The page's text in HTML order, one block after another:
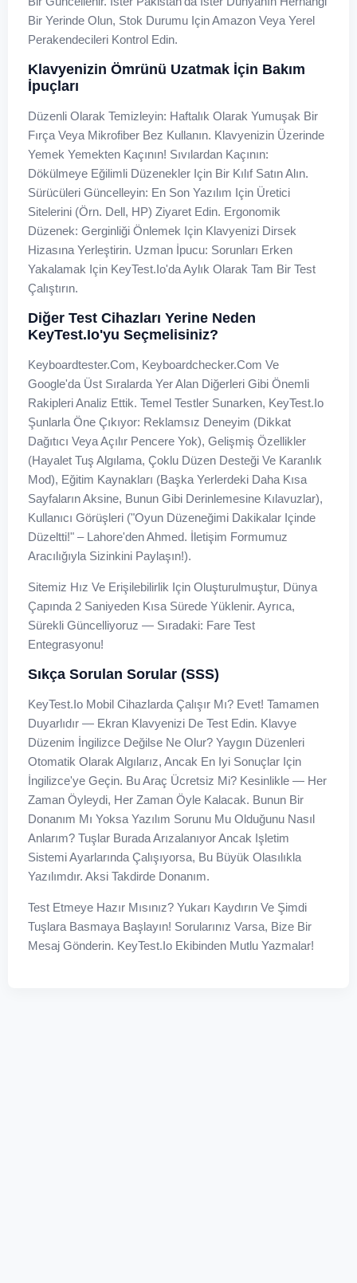
Bir Yerinde Olun, Stok Durumu Için Amazon Veya Yerel
Perakendecileri Kontrol Edin.
Klavyenizin Ömrünü Uzatmak İçin Bakım
İpuçları
Düzenli Olarak Temizleyin: Haftalık Olarak Yumuşak Bir
Fırça Veya Mikrofiber Bez Kullanın. Klavyenizin Üzerinde
Yemek Yemekten Kaçının! Sıvılardan Kaçının:
Dökülmeye Eğilimli Düzenekler Için Bir Kılıf Satın Alın.
Sürücüleri Güncelleyin: En Son Yazılım Için Üretici
Sitelerini (örn. Dell, HP) Ziyaret Edin. Ergonomik
Düzenek: Gerginliği Önlemek Için Klavyenizi Dirsek
Hizasına Yerleştirin. Uzman İpucu: Sorunları Erken
Yakalamak Için KeyTest.io'da Aylık Olarak Tam Bir Test
Çalıştırın.
Diğer Test Cihazları Yerine Neden
KeyTest.io'yu Seçmelisiniz?
Keyboardtester.com, Keyboardchecker.com Ve
Google'da Üst Sıralarda Yer Alan Diğerleri Gibi Önemli
Rakipleri Analiz Ettik. Temel Testler Sunarken, KeyTest.io
Şunlarla Öne Çıkıyor: Reklamsız Deneyim (dikkat
Dağıtıcı Veya Açılır Pencere Yok), Gelişmiş Özellikler
(hayalet Tuş Algılama, Çoklu Düzen Desteği Ve Karanlık
Mod), Eğitim Kaynakları (başka Yerlerdeki Daha Kısa
Sayfaların Aksine, Bunun Gibi Derinlemesine Kılavuzlar),
Kullanıcı Görüşleri ("Oyun Düzeneğimi Dakikalar Içinde
Düzeltti!" – Lahore'den Ahmed. İletişim Formumuz
Aracılığıyla Sizinkini Paylaşın!).
Sitemiz Hız Ve Erişilebilirlik Için Oluşturulmuştur, Dünya
Çapında 2 Saniyeden Kısa Sürede Yüklenir. Ayrıca,
Sürekli Güncelliyoruz — Sıradaki: Fare Test
Entegrasyonu!
Sıkça Sorulan Sorular (SSS)
KeyTest.io Mobil Cihazlarda Çalışır Mı? Evet! Tamamen
Duyarlıdır — Ekran Klavyenizi De Test Edin. Klavye
Düzenim İngilizce Değilse Ne Olur? Yaygın Düzenleri
Otomatik Olarak Algılarız, Ancak En Iyi Sonuçlar Için
İngilizce'ye Geçin. Bu Araç Ücretsiz Mi? Kesinlikle — Her
Zaman Öyleydi, Her Zaman Öyle Kalacak. Bunun Bir
Donanım Mı Yoksa Yazılım Sorunu Mu Olduğunu Nasıl
Anlarım? Tuşlar Burada Arızalanıyor Ancak Işletim
Sistemi Ayarlarında Çalışıyorsa, Bu Büyük Olasılıkla
Yazılımdır. Aksi Takdirde Donanım.
Test Etmeye Hazır Mısınız? Yukarı Kaydırın Ve Şimdi
Tuşlara Basmaya Başlayın! Sorularınız Varsa, Bize Bir
Mesaj Gönderin. KeyTest.io Ekibinden Mutlu Yazmalar!